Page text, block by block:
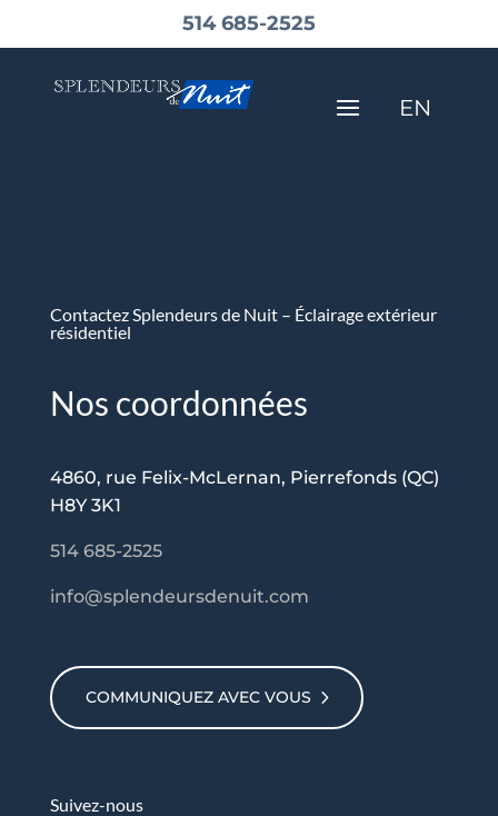
514 685-2525
EN
Contactez Splendeurs de Nuit – Éclairage extérieur
résidentiel
Nos coordonnées
4860, rue Felix-McLernan, Pierrefonds (QC)
H8Y 3K1
514 685-2525
info@splendeursdenuit.com
COMMUNIQUEZ AVEC VOUS
Suivez-nous